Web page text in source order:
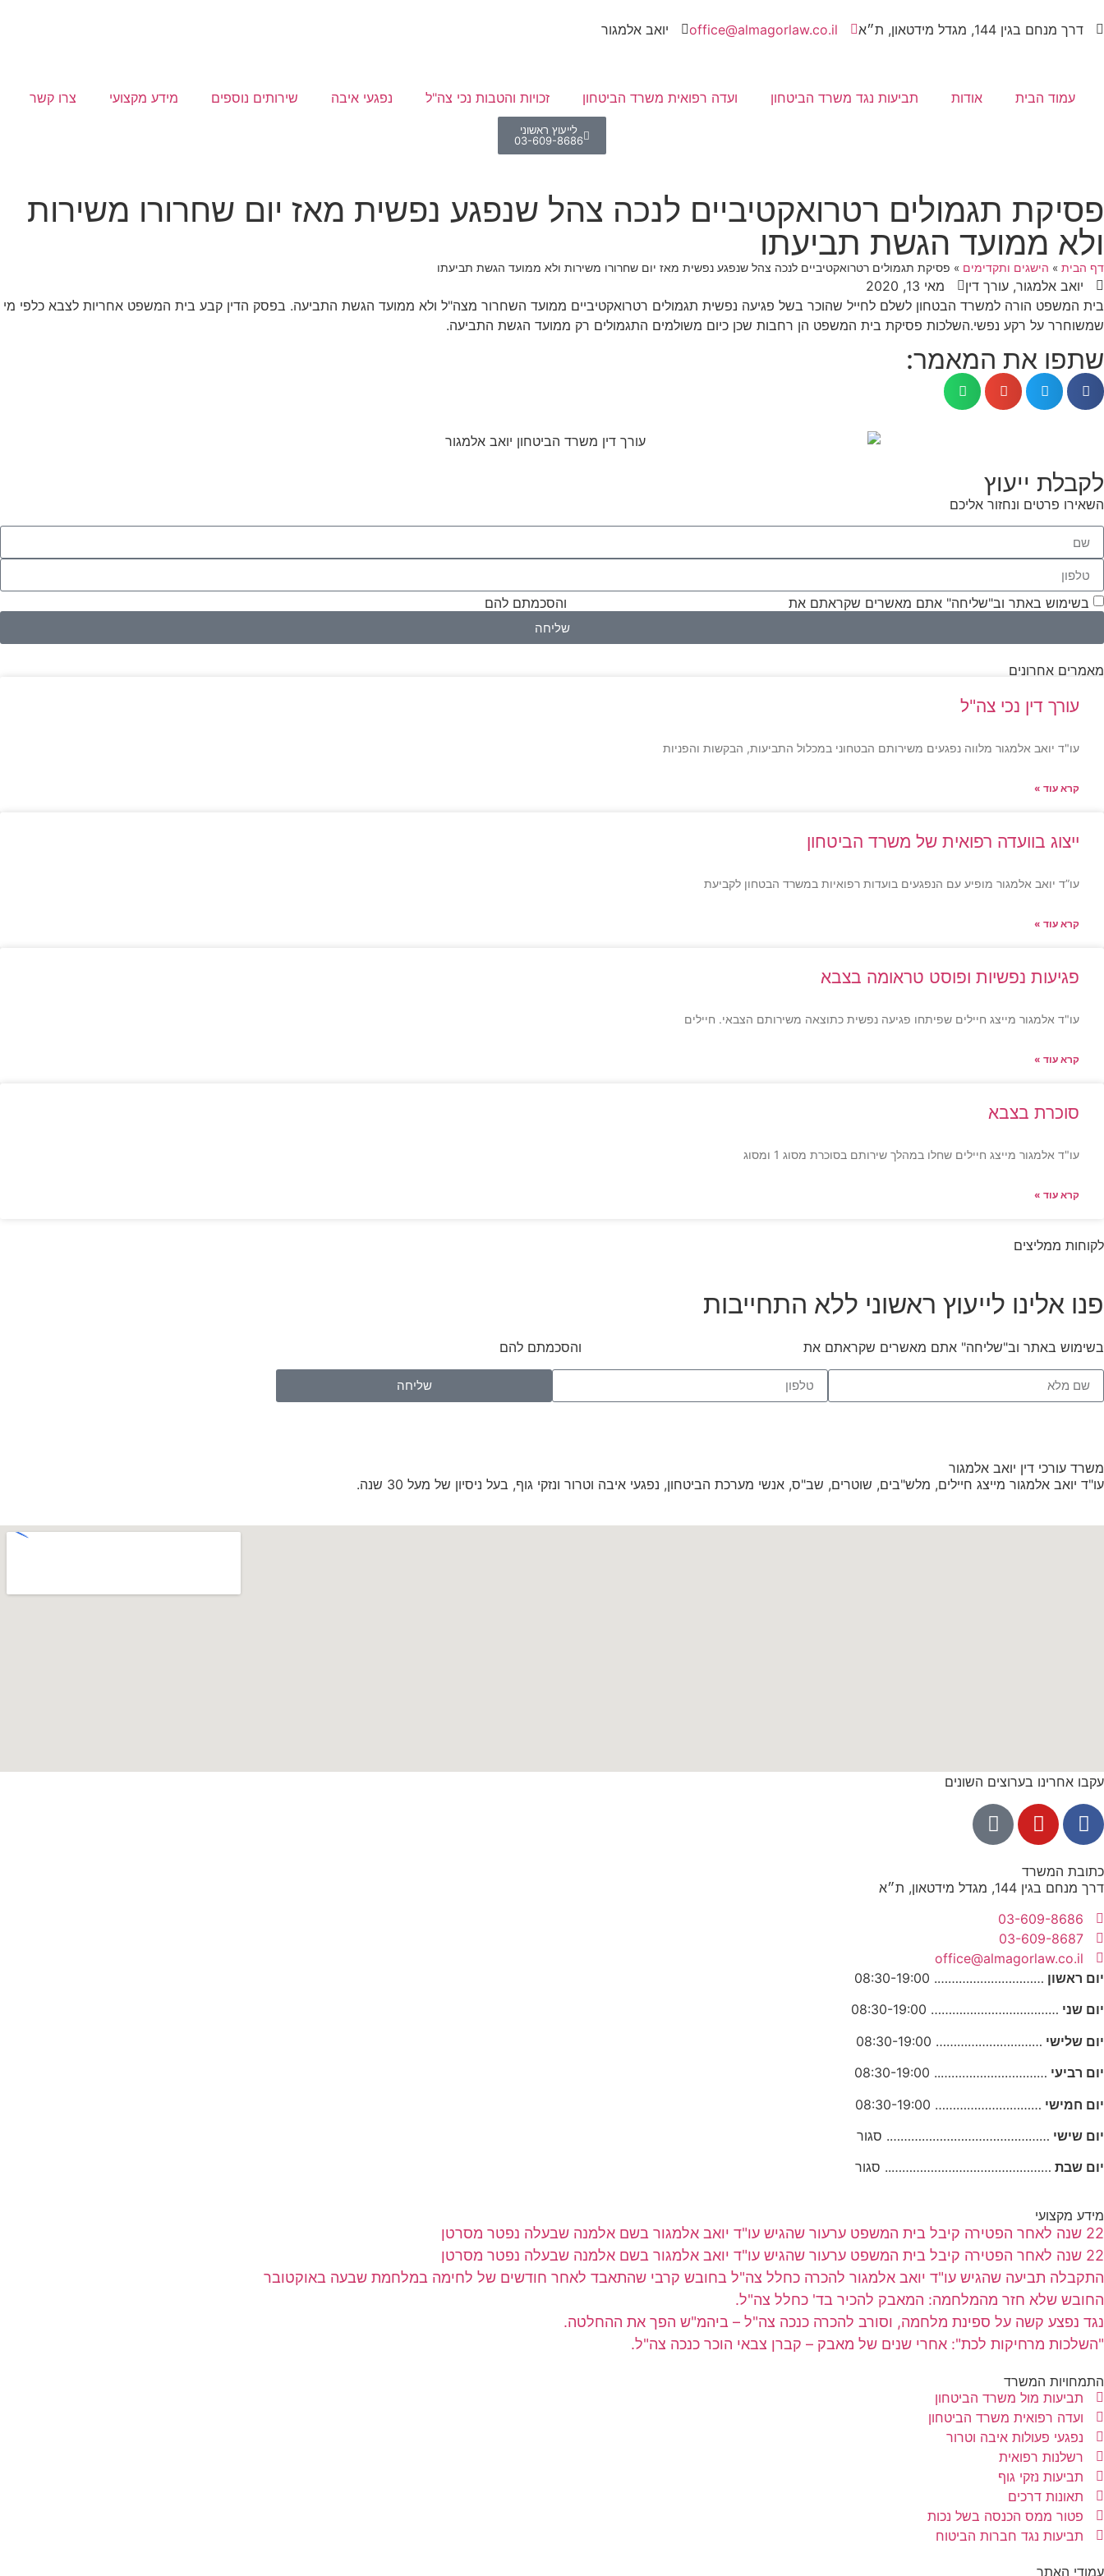
דרך מנחם בגין 144, מגדל מידטאון, ת״א office@almagorlaw.co.il יואב אלמגור
עמוד הבית אודות תביעות נגד משרד הביטחון ועדה רפואית משרד הביטחון זכויות והטבות נכי צה"ל נפגעי איבה שירותים נוספים מידע מקצועי צרו קשר
לייעוץ ראשוני
03-609-8686
פסיקת תגמולים רטרואקטיביים לנכה צהל שנפגע נפשית מאז יום שחרורו משירות
ולא ממועד הגשת תביעתו
דף הבית » הישגים ותקדימים » פסיקת תגמולים רטרואקטיביים לנכה צהל שנפגע נפשית מאז יום שחרורו משירות ולא ממועד הגשת תביעתו
יואב אלמגור, עורך דין
מאי 13, 2020
בית המשפט הורה למשרד הבטחון לשלם לחייל שהוכר בשל פגיעה נפשית תגמולים רטרואקטיביים ממועד השחרור מצה"ל ולא ממועד הגשת התביעה. בפסק הדין קבע בית המשפט אחריות לצבא כלפי מי
שמשוחרר על רקע נפשי.השלכות פסיקת בית המשפט הן רחבות שכן כיום משולמים התגמולים רק ממועד הגשת התביעה.
שתפו את המאמר:
לקבלת ייעוץ
השאירו פרטים ונחזור אליכם
בשימוש באתר וב"שליחה" אתם מאשרים שקראתם את והסכמתם להם
שליחה
מאמרים אחרונים
עורך דין נכי צה"ל
עו"ד יואב אלמגור מלווה נפגעים משירותם הבטחוני במכלול התביעות, הבקשות והפניות
קרא עוד »
ייצוג בוועדה רפואית של משרד הביטחון
עו”ד יואב אלמגור מופיע עם הנפגעים בועדות רפואיות במשרד הבטחון לקביעת
קרא עוד »
פגיעות נפשיות ופוסט טראומה בצבא
עו"ד אלמגור מייצג חיילים שפיתחו פגיעה נפשית כתוצאה משירותם הצבאי. חיילים
קרא עוד »
סוכרת בצבא
עו"ד אלמגור מייצג חיילים שחלו במהלך שירותם בסוכרת מסוג 1 ומסוג
קרא עוד »
לקוחות ממליצים
פנו אלינו לייעוץ ראשוני ללא התחייבות
בשימוש באתר וב"שליחה" אתם מאשרים שקראתם את והסכמתם להם
שליחה
משרד עורכי דין יואב אלמגור
עו"ד יואב אלמגור מייצג חיילים, מלש"בים, שוטרים, שב"ס, אנשי מערכת הביטחון, נפגעי איבה וטרור ונזקי גוף, בעל ניסיון של מעל 30 שנה.
עקבו אחרינו בערוצים השונים
כתובת המשרד
דרך מנחם בגין 144, מגדל מידטאון, ת״א
03-609-8686
03-609-8687
office@almagorlaw.co.il
יום ראשון …………………………. 08:30-19:00
יום שני ……………………………… 08:30-19:00
יום שלישי ………………………… 08:30-19:00
יום רביעי ………………………….. 08:30-19:00
יום חמישי ………………………… 08:30-19:00
יום שישי ………………………………………. סגור
יום שבת ……………………………………….. סגור
מידע מקצועי
22 שנה לאחר הפטירה קיבל בית המשפט ערעור שהגיש עו"ד יואב אלמגור בשם אלמנה שבעלה נפטר מסרטן
22 שנה לאחר הפטירה קיבל בית המשפט ערעור שהגיש עו"ד יואב אלמגור בשם אלמנה שבעלה נפטר מסרטן
התקבלה תביעה שהגיש עו"ד יואב אלמגור להכרה כחלל צה"ל בחובש קרבי שהתאבד לאחר חודשים של לחימה במלחמת שבעה באוקטובר
החובש שלא חזר מהמלחמה: המאבק להכיר בד' כחלל צה"ל.
נגד נפצע קשה על ספינת מלחמה, וסורב להכרה כנכה צה"ל – ביהמ"ש הפך את ההחלטה.
"השלכות מרחיקות לכת": אחרי שנים של מאבק – קברן צבאי הוכר כנכה צה"ל.
התמחויות המשרד
תביעות מול משרד הביטחון
ועדה רפואית משרד הביטחון
נפגעי פעולות איבה וטרור
רשלנות רפואית
תביעות נזקי גוף
תאונות דרכים
פטור ממס הכנסה בשל נכות
תביעות נגד חברות הביטוח
עמודי האתר